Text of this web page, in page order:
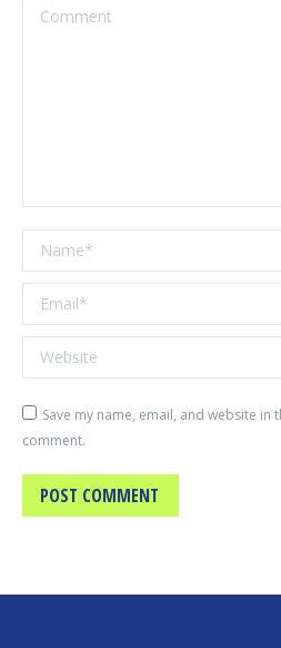
Comment
Name *
Email *
Website
Save my name, email, and website
comment.
POST COMMENT